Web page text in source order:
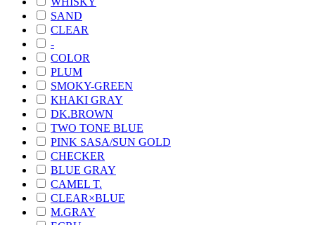
SAND
CLEAR
-
COLOR
PLUM
SMOKY-GREEN
KHAKI GRAY
DK.BROWN
TWO TONE BLUE
PINK SASA/SUN GOLD
CHECKER
BLUE GRAY
CAMEL T.
CLEAR×BLUE
M.GRAY